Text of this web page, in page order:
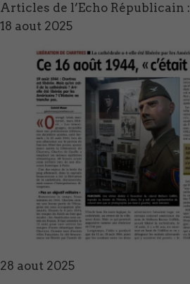
Articles de l’Echo Républicain :
18 aout 2025
28 aout 2025